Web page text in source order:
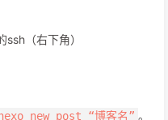
（右下角）
hexo new post “博客名” 。